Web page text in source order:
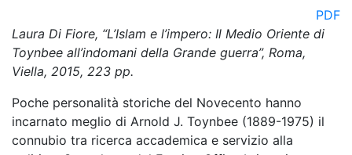
PDF
Laura Di Fiore, “L’Islam e l’impero: Il Medio Oriente di
Toynbee all’indomani della Grande guerra”, Roma,
Viella, 2015, 223 pp.
Poche personalità storiche del Novecento hanno
incarnato meglio di Arnold J. Toynbee (1889-1975) il
connubio tra ricerca accademica e servizio alla